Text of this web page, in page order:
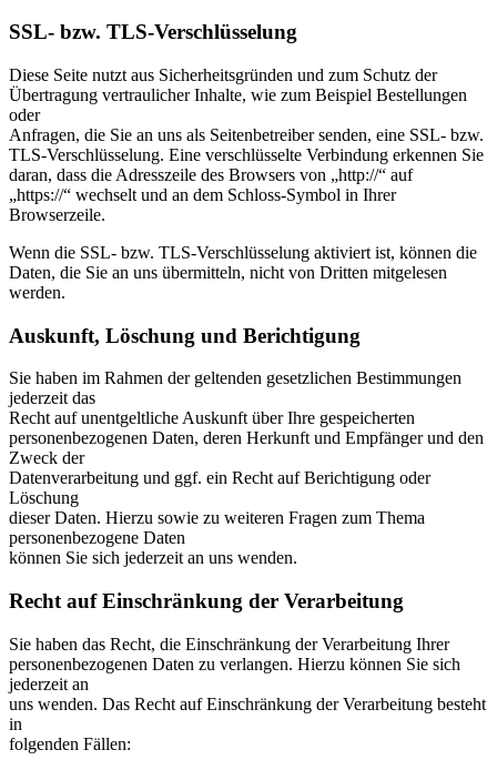
SSL- bzw. TLS-Verschlüsselung
Diese Seite nutzt aus Sicherheitsgründen und zum Schutz der
Übertragung vertraulicher Inhalte, wie zum Beispiel Bestellungen
oder
Anfragen, die Sie an uns als Seitenbetreiber senden, eine SSL- bzw.
TLS-Verschlüsselung. Eine verschlüsselte Verbindung erkennen Sie
daran, dass die Adresszeile des Browsers von „http://“ auf
„https://“ wechselt und an dem Schloss-Symbol in Ihrer
Browserzeile.
Wenn die SSL- bzw. TLS-Verschlüsselung aktiviert ist, können die
Daten, die Sie an uns übermitteln, nicht von Dritten mitgelesen
werden.
Auskunft, Löschung und Berichtigung
Sie haben im Rahmen der geltenden gesetzlichen Bestimmungen
jederzeit das
Recht auf unentgeltliche Auskunft über Ihre gespeicherten
personenbezogenen Daten, deren Herkunft und Empfänger und den
Zweck der
Datenverarbeitung und ggf. ein Recht auf Berichtigung oder
Löschung
dieser Daten. Hierzu sowie zu weiteren Fragen zum Thema
personenbezogene Daten
können Sie sich jederzeit an uns wenden.
Recht auf Einschränkung der Verarbeitung
Sie haben das Recht, die Einschränkung der Verarbeitung Ihrer
personenbezogenen Daten zu verlangen. Hierzu können Sie sich
jederzeit an
uns wenden. Das Recht auf Einschränkung der Verarbeitung besteht
in
folgenden Fällen: